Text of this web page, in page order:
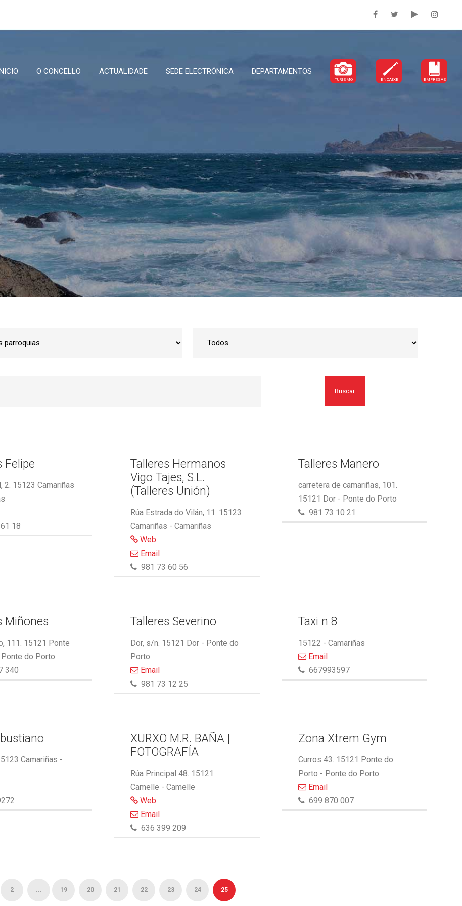
O CONCELLO ACTUALIDADE SEDE ELECTRÓNICA DEPARTAMENTOS
TURISMO ENCAIXE EMPRESAS
Buscar
Felipe
2. 15123 Camariñas
18
Talleres Hermanos
Vigo Tajes, S.L.
(Talleres Unión)
Rúa Estrada do Vilán, 11. 15123
Camariñas - Camariñas
Web
Email
981 73 60 56
Talleres Manero
carretera de camariñas, 101.
15121 Dor - Ponte do Porto
981 73 10 21
Miñones
111. 15121 Ponte
do Porto
340
Talleres Severino
Dor, s/n. 15121 Dor - Ponte do
Porto
Email
981 73 12 25
Taxi n 8
15122 - Camariñas
Email
667993597
Camariñas -
XURXO M.R. BAÑA |
FOTOGRAFÍA
Rúa Principal 48. 15121
Camelle - Camelle
Web
Email
636 399 209
Zona Xtrem Gym
Curros 43. 15121 Ponte do
Porto - Ponte do Porto
Email
699 870 007
2 ... 19 20 21 22 23 24 25